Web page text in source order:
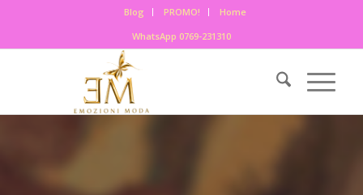
Blog PROMO!
Home
WhatsApp 0769-231310